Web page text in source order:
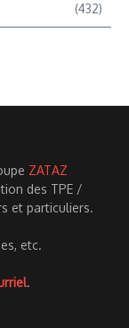
(432)
ZATAZ
des TPE /
et particuliers.
etc.
.